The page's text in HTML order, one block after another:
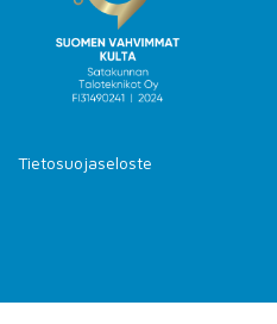
Tietosuojaseloste